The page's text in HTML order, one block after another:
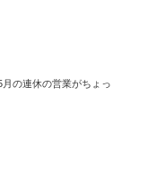
の連休の営業がちょっ